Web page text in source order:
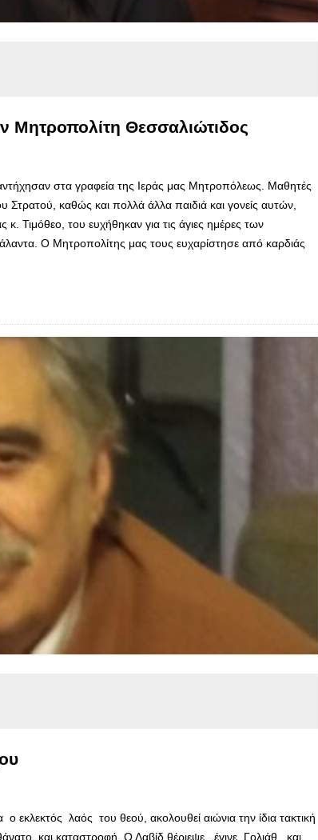
Μητροπολίτη Θεσσαλιώτιδος
στα γραφεία της Ιεράς μας Μητροπόλεως. Μαθητές
καθώς και πολλά άλλα παιδιά και γονείς αυτών,
Τιμόθεο, του ευχήθηκαν για τις άγιες ημέρες των
Ο Μητροπολίτης μας τους ευχαρίστησε από καρδιάς
εκλεκτός λαός του θεού, ακολουθεί αιώνια την ίδια τακτική
και καταστροφή. Ο Δαβίδ θέριεψε , έγινε Γολιάθ και